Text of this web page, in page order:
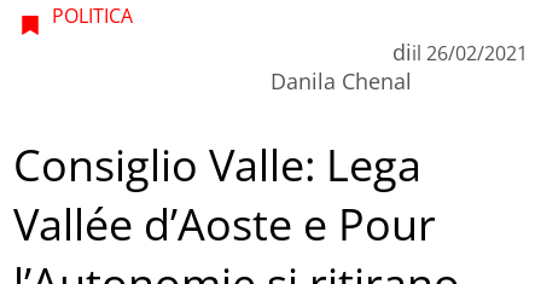
POLITICA
di
Danila Chenal
il 26/02/2021
Consiglio Valle: Lega
Vallée d’Aoste e Pour